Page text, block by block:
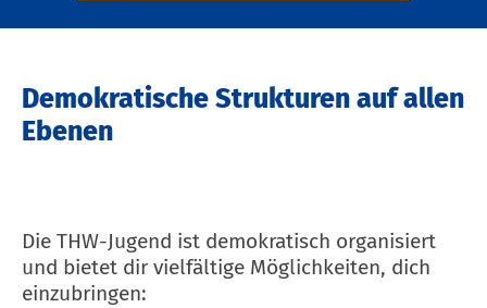
Demokratische Strukturen auf allen
Ebenen
Die THW-Jugend ist demokratisch organisiert
und bietet dir vielfältige Möglichkeiten, dich
einzubringen: